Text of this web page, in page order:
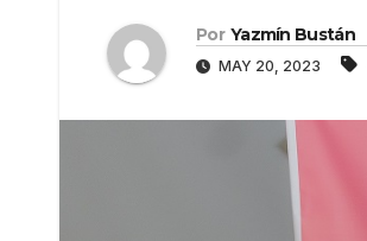
Por Yazmín Bustán
MAY 20, 2023